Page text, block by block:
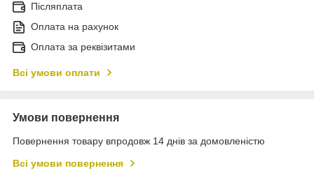
Післяплата
Оплата на рахунок
Оплата за реквізитами
Всі умови оплати
Умови повернення
Повернення товару впродовж 14 днів за домовленістю
Всі умови повернення